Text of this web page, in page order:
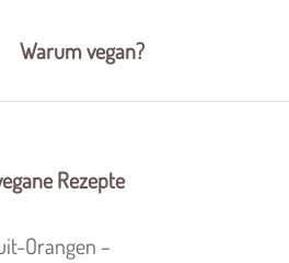
Warum vegan?
Rezepte
Orangen –